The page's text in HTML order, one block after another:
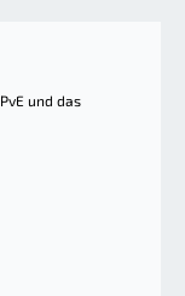
und das